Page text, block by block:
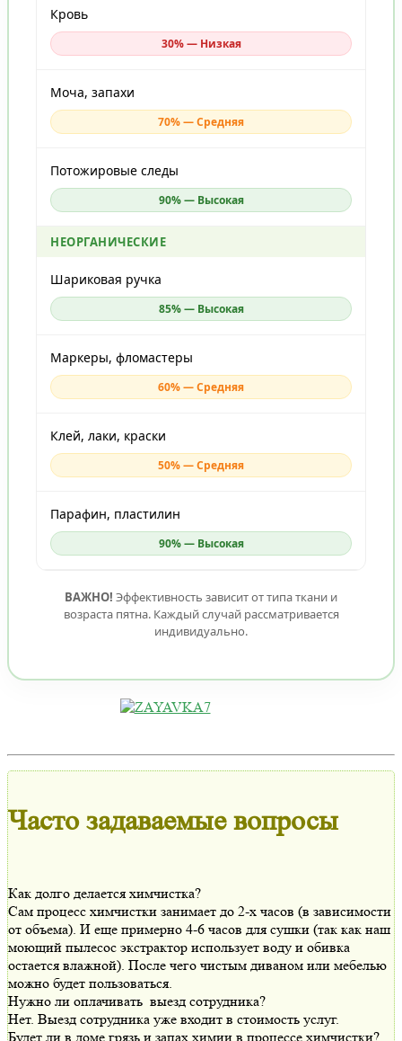
Кровь
30% — Низкая
Моча, запахи
70% — Средняя
Потожировые следы
90% — Высокая
НЕОРГАНИЧЕСКИЕ
Шариковая ручка
85% — Высокая
Маркеры, фломастеры
60% — Средняя
Клей, лаки, краски
50% — Средняя
Парафин, пластилин
90% — Высокая
ВАЖНО! Эффективность зависит от типа ткани и
возраста пятна. Каждый случай рассматривается
индивидуально.
Часто задаваемые вопросы
Как долго делается химчистка?
Сам процесс химчистки занимает до 2-х часов (в зависимости
от объема). И еще примерно 4-6 часов для сушки (так как наш
моющий пылесос экстрактор использует воду и обивка
остается влажной). После чего чистым диваном или мебелью
можно будет пользоваться.
Нужно ли оплачивать выезд сотрудника?
Нет. Выезд сотрудника уже входит в стоимость услуг.
Будет ли в доме грязь и запах химии в процессе химчистки?